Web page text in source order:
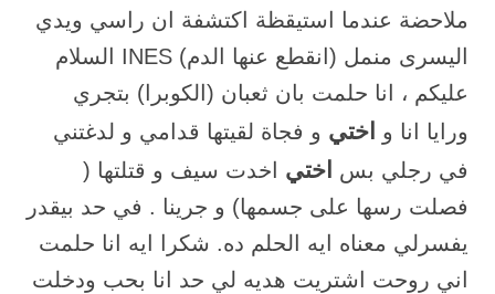
ملاحضة عندما استيقظة اكتشفة ان راسي ويدي
اليسرى منمل (انقطع عنها الدم) INES السلام
عليكم ، انا حلمت بان ثعبان (الكوبرا) بتجري
ورايا انا و اختي و فجاة لقيتها قدامي و لدغتني
في رجلي بس اختي اخدت سيف و قتلتها (
فصلت رسها على جسمها) و جرينا . في حد بيقدر
يفسرلي معناه ايه الحلم ده. شكرا ايه انا حلمت
اني روحت اشتريت هديه لي حد انا بحب ودخلت